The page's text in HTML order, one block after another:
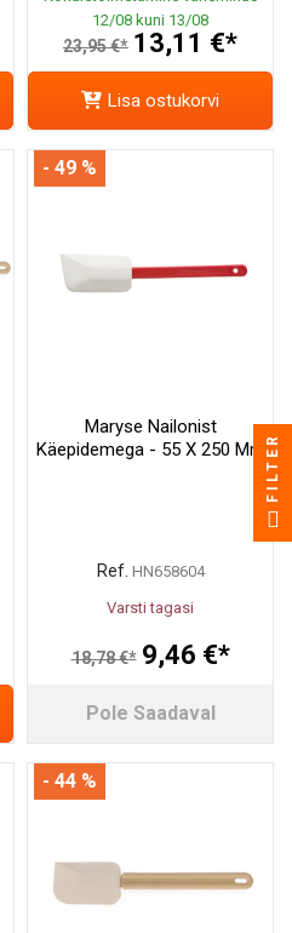
12/08 kuni 13/08
23,95 €* 13,11 €*
Lisa ostukorvi
Maryse Nailonist
Käepidemega - 55 X 250 Mm
Ref. HN658604
Varsti tagasi
18,78 €* 9,46 €*
- 49 %
Pole Saadaval
- 44 %
FILTER